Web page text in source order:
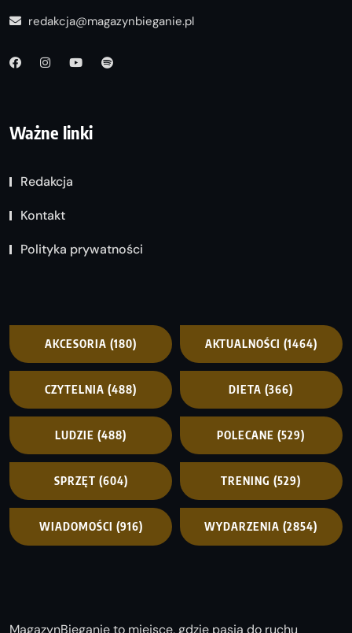
redakcja@magazynbieganie.pl
Ważne linki
Redakcja
Kontakt
Polityka prywatności
AKCESORIA (180) AKTUALNOŚCI (1464)
CZYTELNIA (488) DIETA (366)
LUDZIE (488) POLECANE (529)
SPRZĘT (604) TRENING (529)
WIADOMOŚCI (916) WYDARZENIA (2854)
MagazynBieganie to miejsce, gdzie pasja do ruchu